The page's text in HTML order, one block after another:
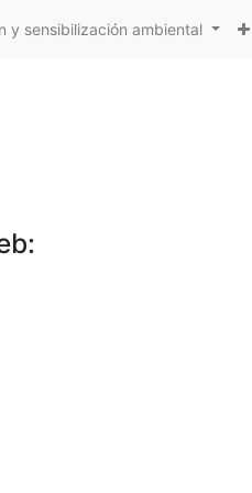
y sensibilización ambiental